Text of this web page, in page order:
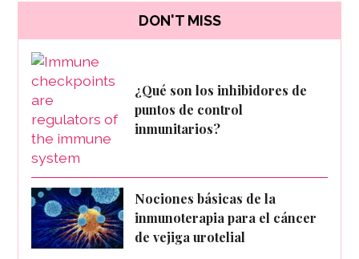
DON'T MISS
¿Qué son los inhibidores de
puntos de control
inmunitarios?
Nociones básicas de la
inmunoterapia para el cáncer
de vejiga urotelial